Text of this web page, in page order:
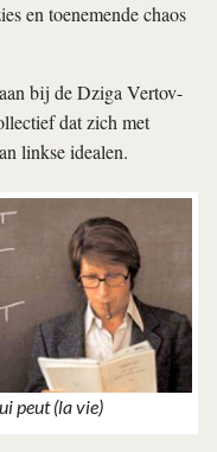
en toenemende chaos
bij de Dziga Vertov-
dat zich met
linkse idealen.
peut (la vie)